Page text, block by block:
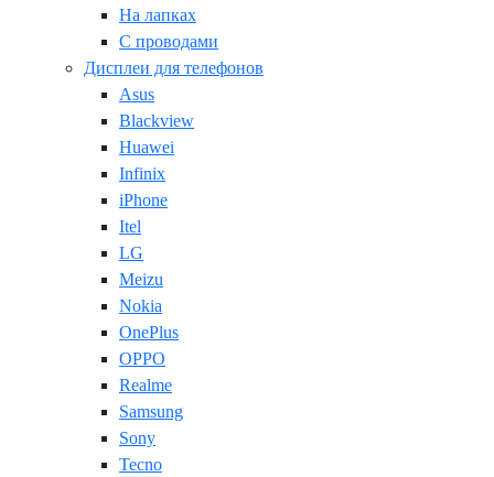
На лапках
С проводами
Дисплеи для телефонов
Asus
Blackview
Huawei
Infinix
iPhone
Itel
LG
Meizu
Nokia
OnePlus
OPPO
Realme
Samsung
Sony
Tecno